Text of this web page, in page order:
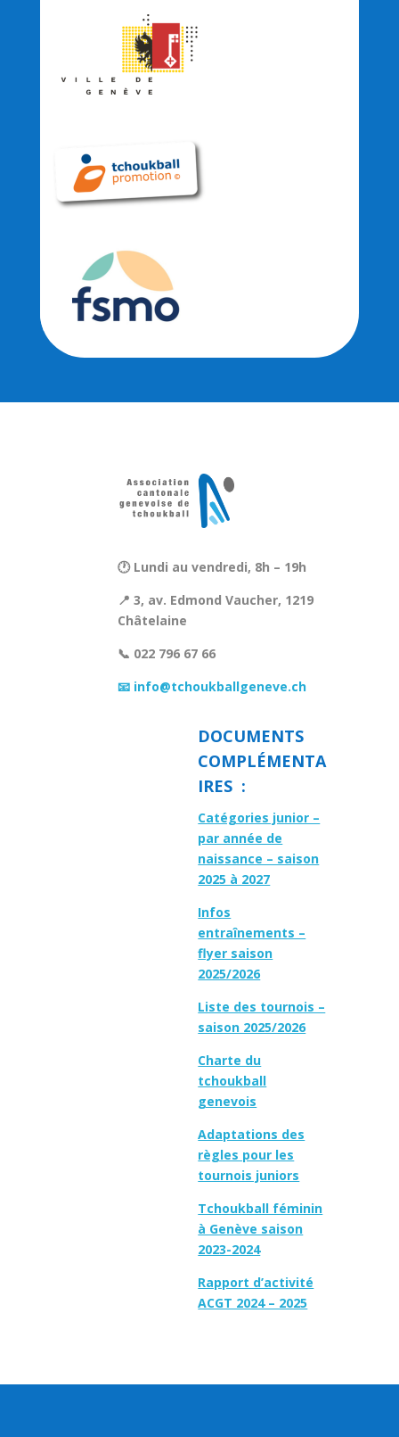
🕐 Lundi au vendredi, 8h – 19h
📍 3, av. Edmond Vaucher, 1219
Châtelaine
📞 022 796 67 66
📧 info@tchoukballgeneve.ch
DOCUMENTS
COMPLÉMENTA
IRES :
Catégories junior –
par année de
naissance – saison
2025 à 2027
Infos
entraînements –
flyer saison
2025/2026
Liste des tournois –
saison 2025/2026
Charte du
tchoukball
genevois
Adaptations des
règles pour les
tournois juniors
Tchoukball féminin
à Genève saison
2023-2024
Rapport d’activité
ACGT 2024 – 2025